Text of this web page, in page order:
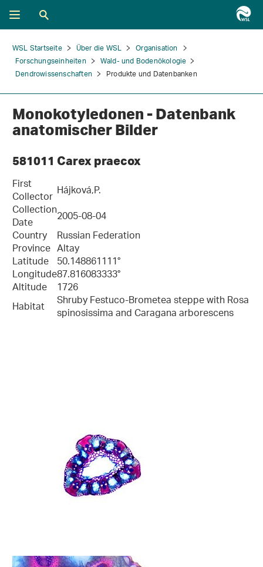
WSL Startseite Über die WSL
Organisation
Forschungseinheiten
Wald- und Bodenökologie
Dendrowissenschaften
Produkte und Datenbanken
Monokotyledonen - Datenbank
anatomischer Bilder
581011 Carex praecox
First
Collector Hájková,P.
Collection
Date
2005-08-04
Country Russian Federation
Province Altay
Latitude 50.148861111°
Longitude87.816083333°
Altitude 1726
Habitat
Shruby Festuco-Brometea steppe with Rosa
spinosissima and Caragana arborescens